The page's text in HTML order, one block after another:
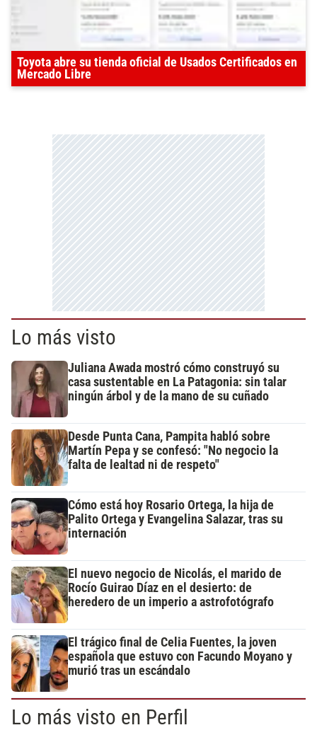
Toyota abre su tienda oficial de Usados Certificados en
Mercado Libre
Lo más visto
Juliana Awada mostró cómo construyó su
casa sustentable en La Patagonia: sin talar
ningún árbol y de la mano de su cuñado
Desde Punta Cana, Pampita habló sobre
Martín Pepa y se confesó: "No negocio la
falta de lealtad ni de respeto"
Cómo está hoy Rosario Ortega, la hija de
Palito Ortega y Evangelina Salazar, tras su
internación
El nuevo negocio de Nicolás, el marido de
Rocío Guirao Díaz en el desierto: de
heredero de un imperio a astrofotógrafo
El trágico final de Celia Fuentes, la joven
española que estuvo con Facundo Moyano y
murió tras un escándalo
Lo más visto en Perfil